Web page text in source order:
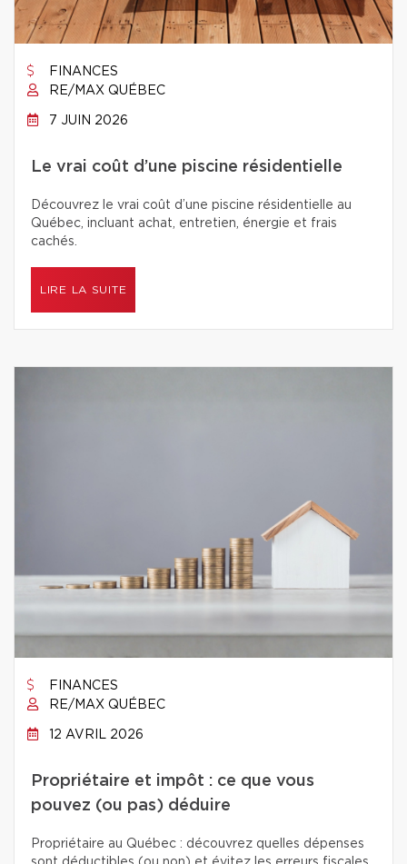
FINANCES
RE/MAX QUÉBEC
7 JUIN 2026
Le vrai coût d’une piscine résidentielle
Découvrez le vrai coût d’une piscine résidentielle au
Québec, incluant achat, entretien, énergie et frais
cachés.
LIRE LA SUITE
FINANCES
RE/MAX QUÉBEC
12 AVRIL 2026
Propriétaire et impôt : ce que vous
pouvez (ou pas) déduire
Propriétaire au Québec : découvrez quelles dépenses